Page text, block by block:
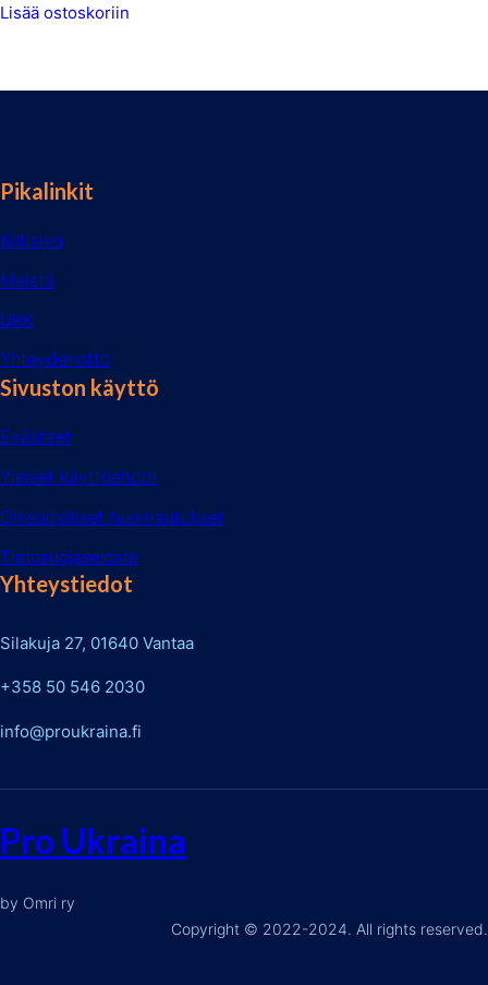
Lisää ostoskoriin
Pikalinkit
Kotisivu
Meistä
UKK
Yhteydenotto
Sivuston käyttö
Evästeet
Yleiset käyttöehdot
Oikeudelliset huomautukset
Tietosuojaseloste
Yhteystiedot
Silakuja 27, 01640 Vantaa
+358 50 546 2030
info@proukraina.fi
Pro Ukraina
by Omri ry
Copyright © 2022-2024. All rights reserved.